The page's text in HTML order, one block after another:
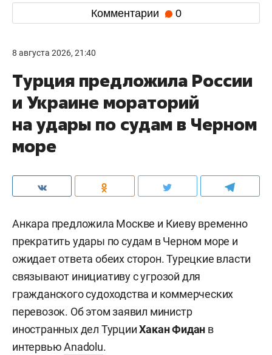
Комментарии 0
8 августа 2026, 21:40
Турция предложила России
и Украине мораторий
на удары по судам в Черном
море
Анкара предложила Москве и Киеву временно
прекратить удары по судам в Черном море и
ожидает ответа обеих сторон. Турецкие власти
связывают инициативу с угрозой для
гражданского судоходства и коммерческих
перевозок. Об этом заявил министр
иностранных дел ТурцииХакан Фидан в
интервьюAnadolu.